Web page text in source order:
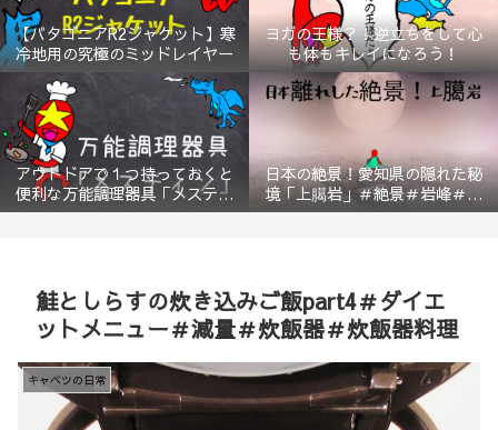
【パタゴニアR2ジャケット】寒
冷地用の究極のミッドレイヤー
ヨガの王様？！逆立ちをして心
も体もキレイになろう！
アウトドアで１つ持っておくと
便利な万能調理器具「メスティ
ン」＃登山＃BBQ
日本の絶景！愛知県の隠れた秘
境「上臈岩」＃絶景＃岩峰＃新
城＃スリル＃宇連山
鮭としらすの炊き込みご飯part4＃ダイエ
ットメニュー＃減量＃炊飯器＃炊飯器料理
キャベツの日常